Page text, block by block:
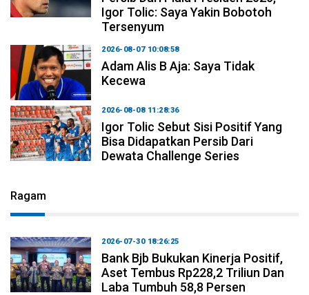
Igor Tolic: Saya Yakin Bobotoh
Tersenyum
2026-08-07 10:08:58
Adam Alis B Aja: Saya Tidak
Kecewa
2026-08-08 11:28:36
Igor Tolic Sebut Sisi Positif Yang
Bisa Didapatkan Persib Dari
Dewata Challenge Series
Ragam
2026-07-30 18:26:25
Bank Bjb Bukukan Kinerja Positif,
Aset Tembus Rp228,2 Triliun Dan
Laba Tumbuh 58,8 Persen